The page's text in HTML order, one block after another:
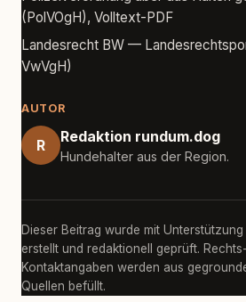
(PolVOgH), Volltext-PDF
Landesrecht BW —
VwVgH)
AUTOR
R Redaktion rundum.dog
Hundehalter aus der Region.
Dieser Beitrag wurde mit
erstellt und redaktionell geprüft.
Kontaktangaben werden aus
Quellen befüllt.